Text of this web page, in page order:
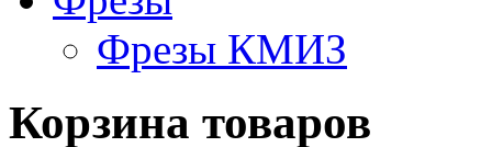
Фрезы КМИЗ
Корзина товаров